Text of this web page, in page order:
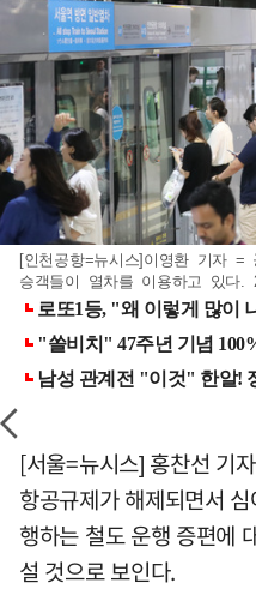
[인천공항=뉴시스]이영환 기자 =
승객들이 열차를 이용하고 있다.
[서울=뉴시스] 홍찬선 기
항공규제가 해제되면서
행하는 철도 운행 증편에
설 것으로 보인다.